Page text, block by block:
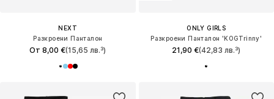
NEXT
Разкроени Панталон
От 8,00 €(15,65 лв.³)
ONLY GIRLS
Разкроени Панталон 'KOGTrinny'
21,90 €(42,83 лв.³)